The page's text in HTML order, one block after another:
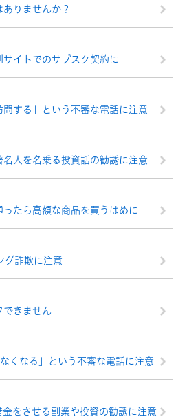
りませんか？
イトでのサブスク契約に
問する」という不審な電話に注意
人を名乗る投資話の勧誘に注意
たら高額な商品を買うはめに
グ詐欺に注意
できません
くなる」という不審な電話に注意
をさせる副業や投資の勧誘に注意